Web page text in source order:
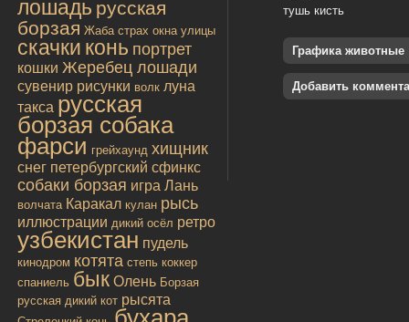
лошадь русская
борзая Жаба страх окна улицы
скачки конь портрет
кошки Жеребец лошади
сувенир рисунки волк луна
такса русская
борзая собака
фарси грейхаунд хищник
снег петербургский сфинкс
собаки борзая игра Лань
волчата Каракал кулан рысь
иллюстрации дикий осёл ретро
узбекистан пудель
кинодром котята степь коккер
спаниель бык Олень Борзая
русская дикий кот рысята
тушь кисть
Графика животные
Добавить